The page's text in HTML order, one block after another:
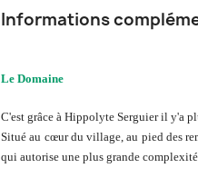
Informations
Le Domaine
C'est grâce à Hippolyte Serguier il y'a
Situé au cœur du village, au pied des
qui autorise une plus grande